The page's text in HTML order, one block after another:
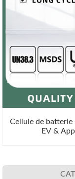
Cellule de batterie
EV &